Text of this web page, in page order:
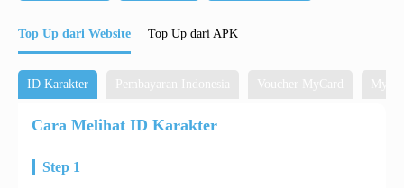
Top Up dari Website Top Up dari APK
ID Karakter Pembayaran Indonesia Voucher MyCard
Cara Melihat ID Karakter
Step 1